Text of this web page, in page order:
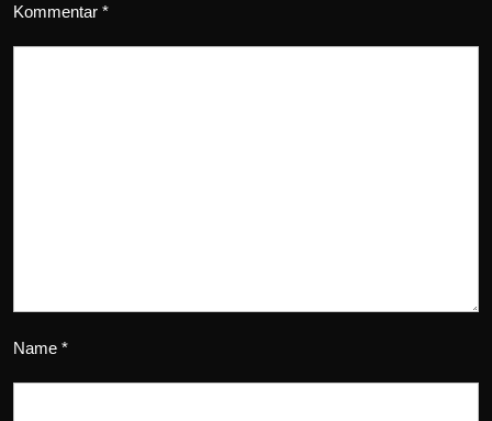
Kommentar *
Name *